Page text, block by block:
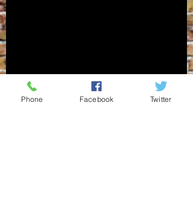
Phone Facebook Twitter